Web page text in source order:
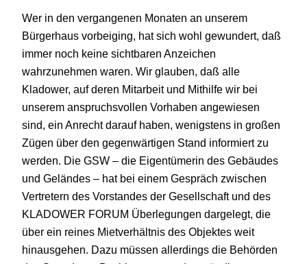
Wer in den vergangenen Monaten an unserem
Bürgerhaus vorbeiging, hat sich wohl gewundert, daß
immer noch keine sichtbaren Anzeichen
wahrzunehmen waren. Wir glauben, daß alle
Kladower, auf deren Mitarbeit und Mithilfe wir bei
unserem anspruchsvollen Vorhaben angewiesen
sind, ein Anrecht darauf haben, wenigstens in großen
Zügen über den gegenwärtigen Stand informiert zu
werden. Die GSW – die Eigentümerin des Gebäudes
und Geländes – hat bei einem Gespräch zwischen
Vertretern des Vorstandes der Gesellschaft und des
KLADOWER FORUM Überlegungen dargelegt, die
über ein reines Mietverhältnis des Objektes weit
hinausgehen. Dazu müssen allerdings die Behörden